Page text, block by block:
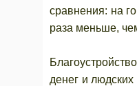
сравнения: на
раза меньше,
денег и